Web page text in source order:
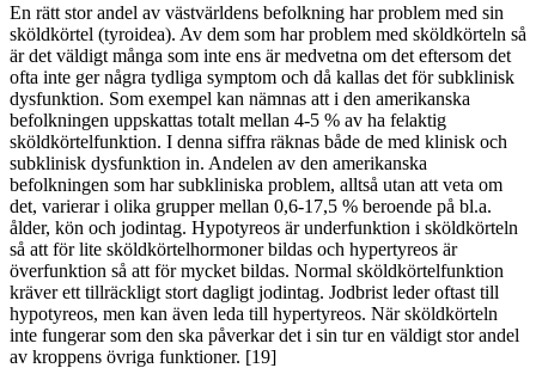
En rätt stor andel av västvärldens befolkning har problem med sin
sköldkörtel (tyroidea). Av dem som har problem med sköldkörteln så
är det väldigt många som inte ens är medvetna om det eftersom det
ofta inte ger några tydliga symptom och då kallas det för subklinisk
dysfunktion. Som exempel kan nämnas att i den amerikanska
befolkningen uppskattas totalt mellan 4-5 % av ha felaktig
sköldkörtelfunktion. I denna siffra räknas både de med klinisk och
subklinisk dysfunktion in. Andelen av den amerikanska
befolkningen som har subkliniska problem, alltså utan att veta om
det, varierar i olika grupper mellan 0,6-17,5 % beroende på bl.a.
ålder, kön och jodintag. Hypotyreos är underfunktion i sköldkörteln
så att för lite sköldkörtelhormoner bildas och hypertyreos är
överfunktion så att för mycket bildas. Normal sköldkörtelfunktion
kräver ett tillräckligt stort dagligt jodintag. Jodbrist leder oftast till
hypotyreos, men kan även leda till hypertyreos. När sköldkörteln
inte fungerar som den ska påverkar det i sin tur en väldigt stor andel
av kroppens övriga funktioner. [19]